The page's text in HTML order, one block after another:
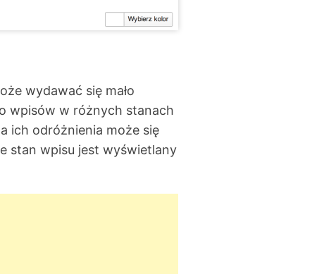
wydawać się mało
wpisów w różnych stanach
ich odróżnienia może się
stan wpisu jest wyświetlany